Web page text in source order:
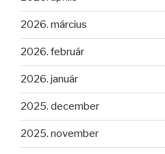
2026. március
2026. február
2026. január
2025. december
2025. november